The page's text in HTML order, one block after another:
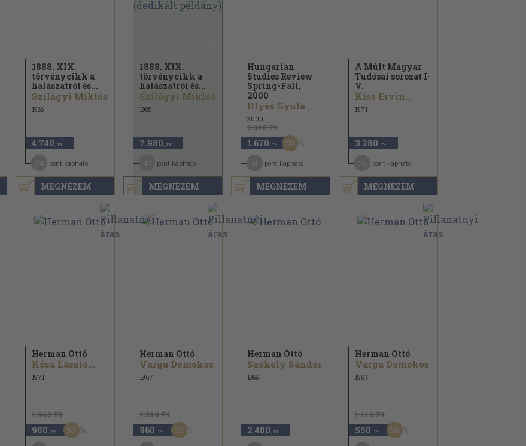
MEGNÉZEM
1888. XIX.
törvénycikk a
halászatról és...
Szilágyi Miklós
1988
4.740 ,-Ft
pont kapható
MEGNÉZEM
1888. XIX.
törvénycikk a
halászatról és...
Szilágyi Miklós
1988
7.980 ,-Ft
pont kapható
MEGNÉZEM
Hungarian
Studies Review
Spring-Fall,
2000
Illyés Gyula...
2000
3.340 Ft
1.670 ,-Ft 50
pont kapható
MEGNÉZEM
A Múlt Magyar
Tudósai sorozat I-
V.
Kiss Ervin...
1971
3.280 ,-Ft
pont kapható
Herman Ottó
Kósa László...
1971
1.960 Ft
980 ,-Ft 50
Herman Ottó
Varga Domokos
1967
1.210 Ft
960 ,-Ft 20
Herman Ottó
Székely Sándor
1955
2.480 ,-Ft
Herman Ottó
Varga Domokos
1967
1.110 Ft
550 ,-Ft 50